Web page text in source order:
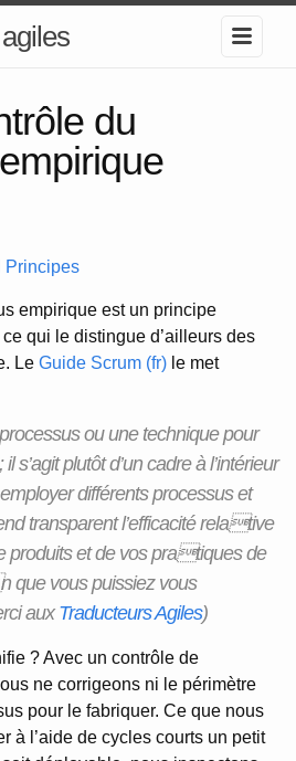
du
Principes
empirique est un principe
qui le distingue d’ailleurs des
Le Guide Scrum (fr) le met
ou une technique pour
s’agit plutôt d’un cadre à l’intérieur
différents processus et
transparent l’efficacité relative
produits et de vos pratiques de
que vous puissiez vous
aux Traducteurs Agiles)
? Avec un contrôle de
ne corrigeons ni le périmètre
pour le fabriquer. Ce que nous
à l’aide de cycles courts un petit